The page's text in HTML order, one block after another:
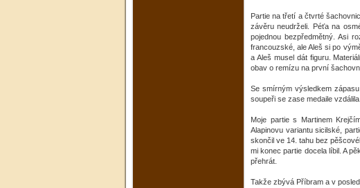
Partie na třetí a čtvrté
závěru neudrželi. Péťa na
pojednou bezpředmětný. Asi
francouzské, ale Aleš si po
a Aleš musel dát figuru.
obav o remízu na první
Se smírným výsledkem
soupeři se zase medaile
Moje partie s Martinem
Alapinovu variantu sicilské,
skončil ve 14. tahu bez
mi konec partie docela líbil. A
přehrát.
Takže zbývá Příbram a v